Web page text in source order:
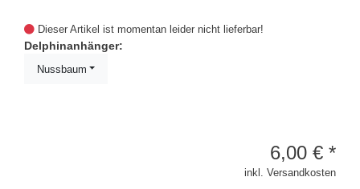
Dieser Artikel ist momentan leider nicht lieferbar!
Delphinanhänger:
Nussbaum
6,00 € *
inkl. Versandkosten